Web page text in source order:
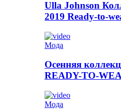
Ulla Johnson
2019 Ready-to-
Мода
Осенняя
READY-TO-
Мода